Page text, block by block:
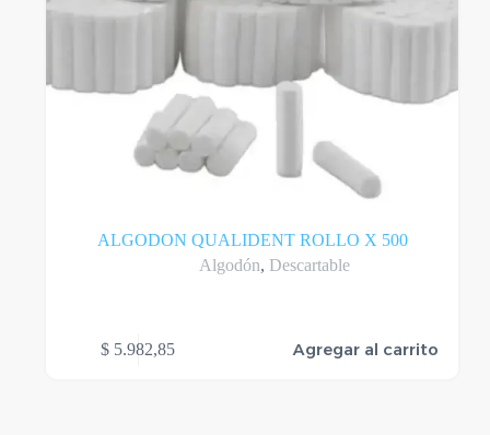
ALGODON QUALIDENT ROLLO X 500
Algodón, Descartable
$ 5.982,85 Agregar al carrito